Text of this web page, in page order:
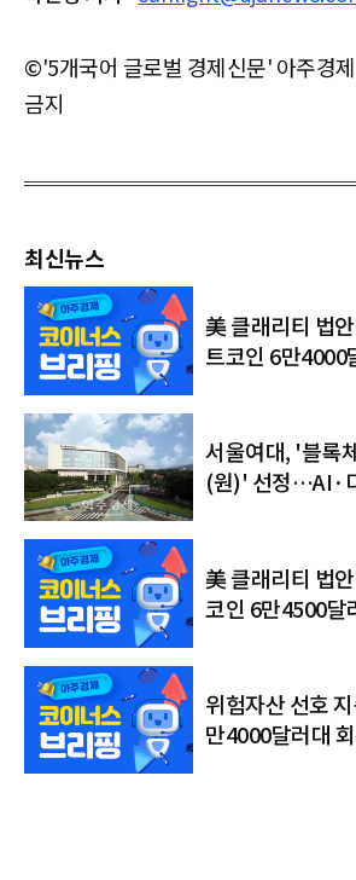
©'5개국어 글로벌 경제신문' 아주경
금지
최신뉴스
美 클래리티 법
트코인 6만4000
서울여대, '블록
(원)' 선정…AI·
美 클래리티 법
코인 6만4500달
위험자산 선호
만4000달러대